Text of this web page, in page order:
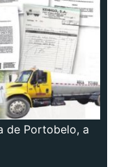
de Portobelo, a